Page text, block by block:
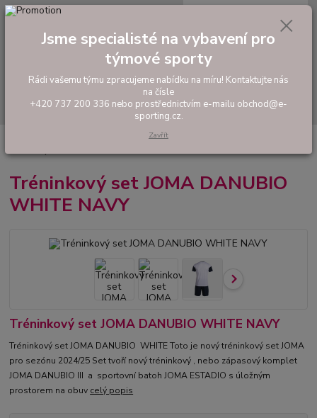
Hledat
tel: +420 737 200 336
0,00 Kč
Tréninkové oblečení
Tréninkový set JOMA DANUBIO WHITE NAVY
Tréninkový set JOMA DANUBIO
WHITE NAVY
Tréninkový set JOMA DANUBIO WHITE NAVY
Tréninkový set JOMA DANUBIO WHITE Toto je nový tréninkový set JOMA
pro sezónu 2024/25 Set tvoří nový tréninkový , nebo zápasový komplet
JOMA DANUBIO III a sportovní batoh JOMA ESTADIO s úložným
prostorem na obuv celý popis
Jsme specialisté na vybavení pro
týmové sporty
Rádi vašemu týmu zpracujeme nabídku na míru! Kontaktujte nás
na čísle
+420 737 200 336 nebo prostřednictvím e-mailu obchod@e-
sporting.cz.
Zavřít